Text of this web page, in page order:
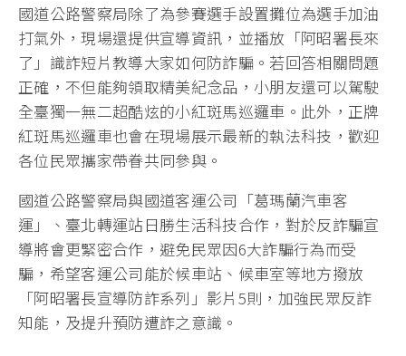
國道公路警察局除了為參賽選手設置攤位為選手加油
打氣外，現場還提供宣導資訊，並播放「阿昭署長來
了」識詐短片教導大家如何防詐騙。若回答相關問題
正確，不但能夠領取精美紀念品，小朋友還可以駕駛
全臺獨一無二超酷炫的小紅斑馬巡邏車。此外，正牌
紅斑馬巡邏車也會在現場展示最新的執法科技，歡迎
各位民眾攜家帶眷共同參與。
國道公路警察局與國道客運公司「葛瑪蘭汽車客
運」、臺北轉運站日勝生活科技合作，對於反詐騙宣
導將會更緊密合作，避免民眾因6大詐騙行為而受
騙，希望客運公司能於候車站、候車室等地方撥放
「阿昭署長宣導防詐系列」影片5則，加強民眾反詐
知能，及提升預防遭詐之意識。